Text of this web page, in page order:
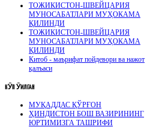
ТОЖИКИСТОН-ШВЕЙЦАРИЯ
МУНОСАБАТЛАРИ МУҲОКАМА
ҚИЛИНДИ
ТОЖИКИСТОН-ШВЕЙЦАРИЯ
МУНОСАБАТЛАРИ МУҲОКАМА
ҚИЛИНДИ
Китоб - маърифат пойдевори ва нажот
қалъаси
КӮП ӮҚИЛГАН
МУҚАДДАС ҚЎРҒОН
ҲИНДИСТОН БОШ ВАЗИРИНИНГ
ЮРТИМИЗГА ТАШРИФИ